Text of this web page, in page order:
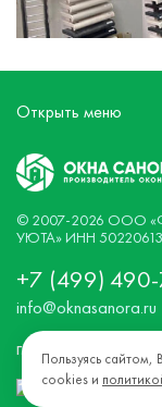
Открыть меню
© 2007-2026 ООО
УЮТА» ИНН
г. Москва, ул.
+7 (499)
info@oknasanora.ru
Пользуясь сайтом,
cookies и